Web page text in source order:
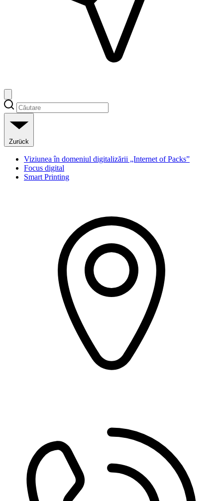
Zurück
Viziunea în domeniul digitalizării „Internet of Packs”
Focus digital
Smart Printing